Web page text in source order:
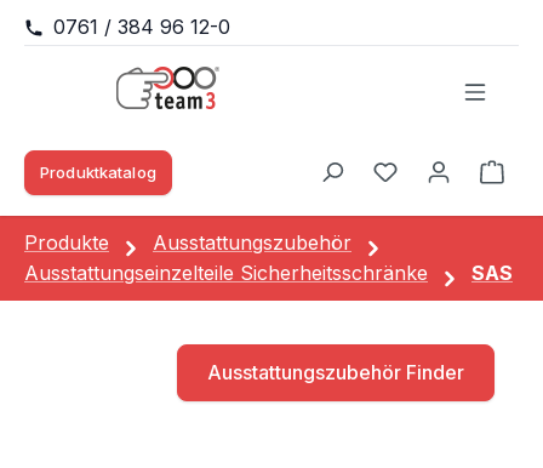
Zum Hauptinhalt springen
0761 / 384 96 12-0
Produktkatalog
Du hast 0
Produkte
Ausstattungszubehör
Ausstattungseinzelteile Sicherheitsschränke
SAS
Ausstattungszubehör Finder